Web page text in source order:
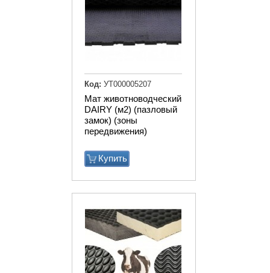
Мат животноводческий
DAIRY (м2) (пазловый
замок) (зоны
передвижения)
Купить
Код: УТ000005207